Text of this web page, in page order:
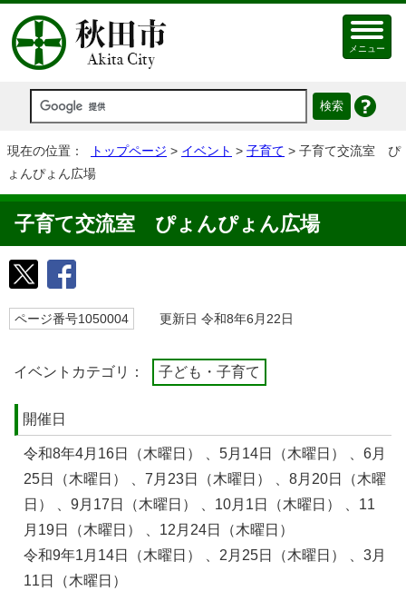
メニュー
現在の位置： トップページ > イベント > 子育て > 子育て交流室 ぴ
ょんぴょん広場
子育て交流室 ぴょんぴょん広場
ページ番号1050004 更新日 令和8年6月22日
イベントカテゴリ： 子ども・子育て
開催日
令和8年4月16日（木曜日） 、5月14日（木曜日） 、6月
25日（木曜日） 、7月23日（木曜日） 、8月20日（木曜
日） 、9月17日（木曜日） 、10月1日（木曜日） 、11
月19日（木曜日） 、12月24日（木曜日）
令和9年1月14日（木曜日） 、2月25日（木曜日） 、3月
11日（木曜日）